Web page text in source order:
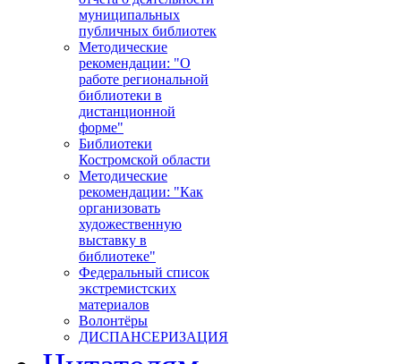
муниципальных
публичных библиотек
Методические
рекомендации: "О
работе региональной
библиотеки в
дистанционной
форме"
Библиотеки
Костромской области
Методические
рекомендации: "Как
организовать
художественную
выставку в
библиотеке"
Федеральный список
экстремистских
материалов
Волонтёры
ДИСПАНСЕРИЗАЦИЯ